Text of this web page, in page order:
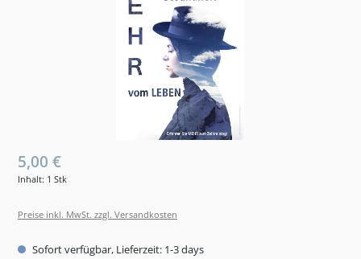
5,00 €
Inhalt: 1 Stk
Preise inkl. MwSt. zzgl. Versandkosten
Sofort verfügbar, Lieferzeit: 1-3 days